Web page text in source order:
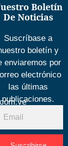
Boletín
De Noticias
Suscríbase a
boletín y
enviaremos por
electrónico
las últimas
publicaciones.